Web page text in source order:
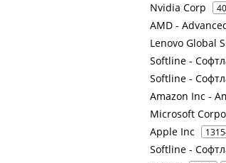
Nvidia Corp
AMD -
Lenovo Global
Softline -
Softline -
Amazon Inc -
Microsoft
Apple Inc
Softline -